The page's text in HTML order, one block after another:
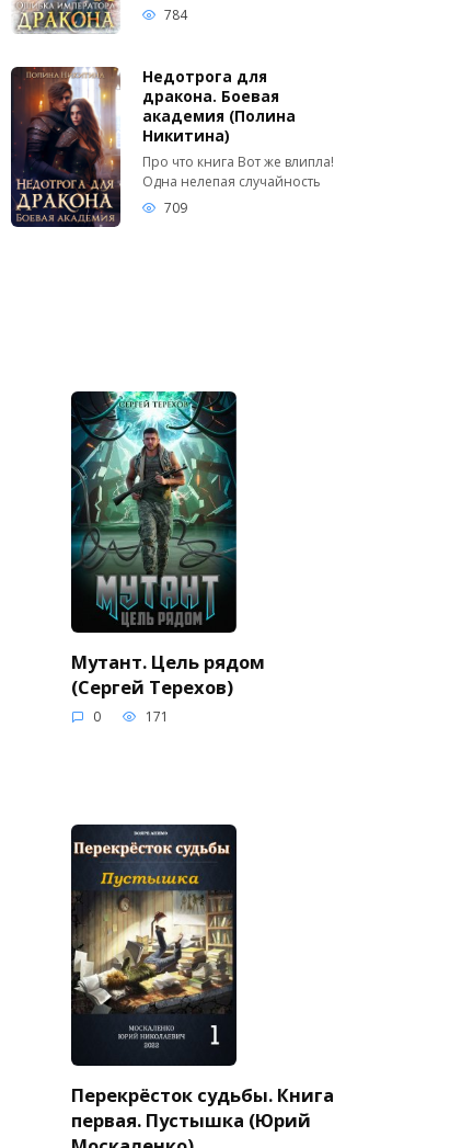
784
Недотрога для
дракона. Боевая
академия (Полина
Никитина)
Про что книга Вот же влипла!
Одна нелепая случайность
709
Мутант. Цель рядом
(Сергей Терехов)
0 171
Перекрёсток судьбы. Книга
первая. Пустышка (Юрий